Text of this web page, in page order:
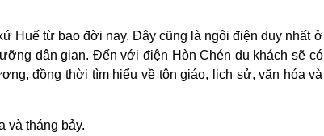
Huế từ bao đời nay. Đây cũng là ngôi điện duy nhất ở
dân gian. Đến với điện Hòn Chén du khách sẽ có
đồng thời tìm hiểu về tôn giáo, lịch sử, văn hóa và
và tháng bảy.